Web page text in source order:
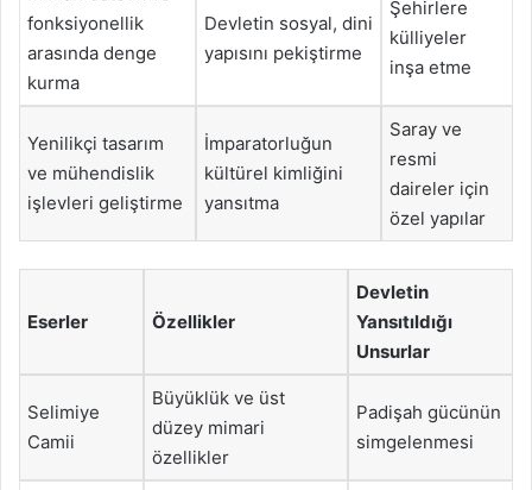
fonksiyonellik
arasında denge
kurma
Devletin sosyal, dini
yapısını pekiştirme
Şehirlere
külliyeler
inşa etme
Yenilikçi tasarım
ve mühendislik
işlevleri geliştirme
İmparatorluğun
kültürel kimliğini
yansıtma
Saray ve
resmi
daireler için
özel yapılar
Eserler Özellikler
Devletin
Yansıtıldığı
Unsurlar
Selimiye
Camii
Büyüklük ve üst
düzey mimari
özellikler
Padişah gücünün
simgelenmesi